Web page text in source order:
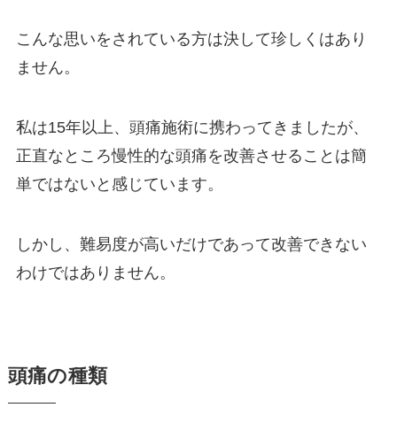
こんな思いをされている方は決して珍しくはあり
ません。
私は15年以上、頭痛施術に携わってきましたが、
正直なところ慢性的な頭痛を改善させることは簡
単ではないと感じています。
しかし、難易度が高いだけであって改善できない
わけではありません。
頭痛の種類